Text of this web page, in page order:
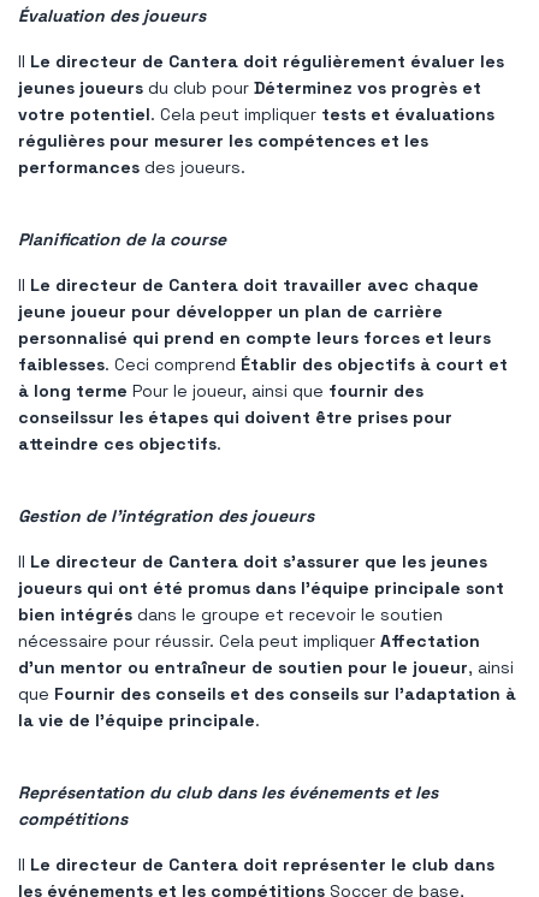
Évaluation des joueurs
Il Le directeur de Cantera doit régulièrement évaluer les
jeunes joueurs du club pour Déterminez vos progrès et
votre potentiel. Cela peut impliquer tests et évaluations
régulières pour mesurer les compétences et les
performances des joueurs.
Planification de la course
Il Le directeur de Cantera doit travailler avec chaque
jeune joueur pour développer un plan de carrière
personnalisé qui prend en compte leurs forces et leurs
faiblesses. Ceci comprend Établir des objectifs à court et
à long terme Pour le joueur, ainsi que fournir des
conseilssur les étapes qui doivent être prises pour
atteindre ces objectifs.
Gestion de l'intégration des joueurs
Il Le directeur de Cantera doit s'assurer que les jeunes
joueurs qui ont été promus dans l'équipe principale sont
bien intégrés dans le groupe et recevoir le soutien
nécessaire pour réussir. Cela peut impliquer Affectation
d'un mentor ou entraîneur de soutien pour le joueur, ainsi
que Fournir des conseils et des conseils sur l'adaptation à
la vie de l'équipe principale.
Représentation du club dans les événements et les
compétitions
Il Le directeur de Cantera doit représenter le club dans
les événements et les compétitions Soccer de base,